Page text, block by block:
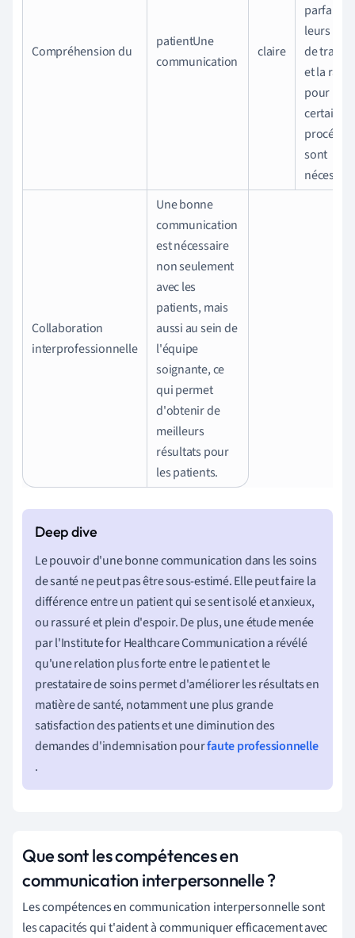
Compréhension du
patientUne
communication
claire
leurs
de
et la
pour
certaines
sont
Collaboration
interprofessionnelle
Une bonne
communication
est nécessaire
non seulement
avec les
patients, mais
aussi au sein de
l'équipe
soignante, ce
qui permet
d'obtenir de
meilleurs
résultats pour
les patients.
Le pouvoir d'une bonne communication dans les soins
de santé ne peut pas être sous-estimé. Elle peut faire la
différence entre un patient qui se sent isolé et anxieux,
ou rassuré et plein d'espoir. De plus, une étude menée
par l'Institute for Healthcare Communication a révélé
qu'une relation plus forte entre le patient et le
prestataire de soins permet d'améliorer les résultats en
matière de santé, notamment une plus grande
satisfaction des patients et une diminution des
demandes d'indemnisation pourfaute professionnelle
.
Que sont les compétences en
communication interpersonnelle ?
Les compétences en communication interpersonnelle sont
les capacités qui t'aident à communiquer efficacement avec